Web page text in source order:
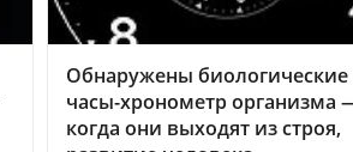
Обнаружены биологические
часы-хронометр организма
когда они выходят из строя,